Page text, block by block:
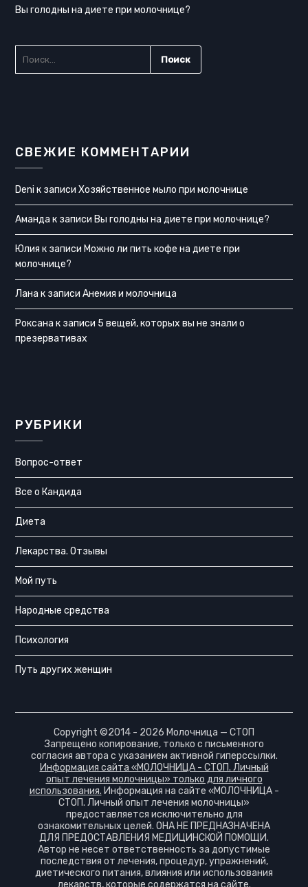
Вы голодны на диете при молочнице?
СВЕЖИЕ КОММЕНТАРИИ
Deni к записиХозяйственное мыло при молочнице
Аманда к записи Вы голодны на диете при молочнице?
Юлия к записи Можно ли пить кофе на диете при
молочнице?
Лана к записиАнемия и молочница
Роксана к записи 5 вещей, которых вы не знали о
презервативах
РУБРИКИ
Вопрос-ответ
Все о Кандида
Диета
Лекарства. Отзывы
Мой путь
Народные средства
Психология
Путь других женщин
Copyright ©2014 - 2026 Молочница — СТОП
Запрещено копирование, только с письменного
согласия автора с указанием активной гиперссылки.
Информация сайта «МОЛОЧНИЦА - СТОП. Личный
опыт лечения молочницы» только для личного
использования. Информация на сайте «МОЛОЧНИЦА -
СТОП. Личный опыт лечения молочницы»
предоставляется исключительно для
ознакомительных целей. ОНА НЕ ПРЕДНАЗНАЧЕНА
ДЛЯ ПРЕДОСТАВЛЕНИЯ МЕДИЦИНСКОЙ ПОМОЩИ.
Автор не несет ответственность за допустимые
последствия от лечения, процедур, упражнений,
диетического питания, влияния или использования
лекарств, которые содержатся на сайте.